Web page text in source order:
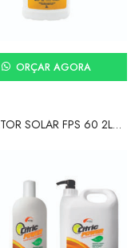
ORÇAR AGORA
SOLAR FPS 60 2L